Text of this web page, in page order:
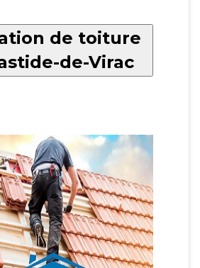
de toiture
de-Virac